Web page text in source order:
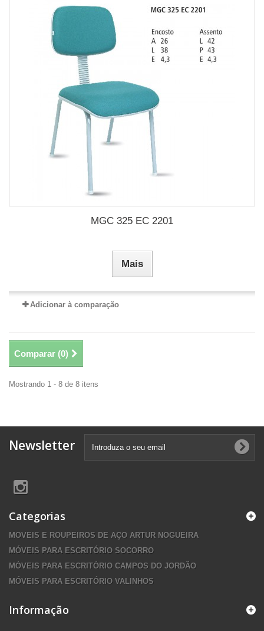
MGC 325 EC 2201
Mais
Adicionar à comparação
Comparar (0)
Mostrando 1 - 8 de 8 itens
Newsletter
Categorias
MOVEIS E ROUPEIROS DE AÇO ARTUR NOGUEIRA
MÓVEIS PARA ESCRITÓRIO SOCORRO
MÓVEIS PARA ESCRITÓRIO CAMPOS DO JORDÃO
MÓVEIS PARA ESCRITÓRIO VALINHOS
Informação